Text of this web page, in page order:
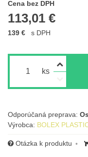
Cena bez DPH
113,01 €
Cena s DPH
139 € s DPH
ks
Výrobca: BOLEX
Otázka k produktu